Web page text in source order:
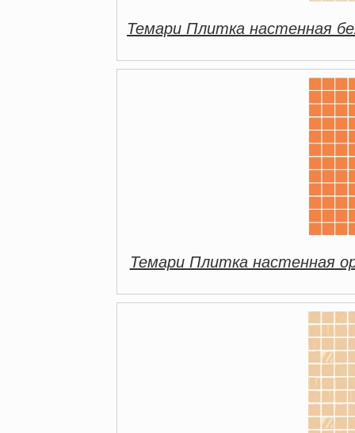
Темари Плитка настенная
Темари Плитка настенная